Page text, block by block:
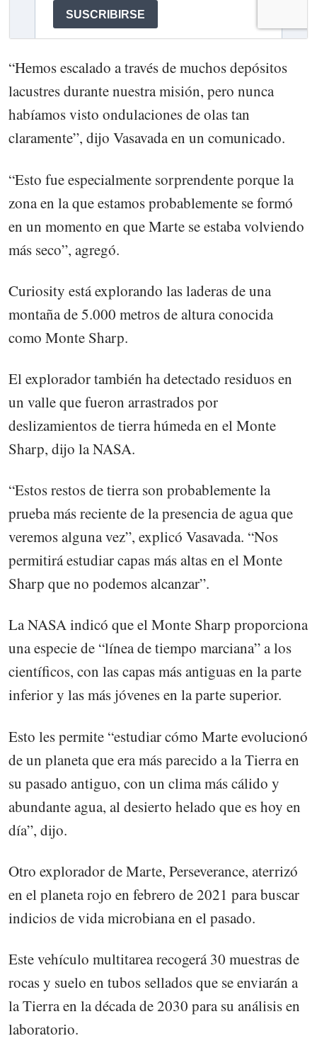
“Hemos escalado a través de muchos depósitos
lacustres durante nuestra misión, pero nunca
habíamos visto ondulaciones de olas tan
claramente”, dijo Vasavada en un comunicado.
“Esto fue especialmente sorprendente porque la
zona en la que estamos probablemente se formó
en un momento en que Marte se estaba volviendo
más seco”, agregó.
Curiosity está explorando las laderas de una
montaña de 5.000 metros de altura conocida
como Monte Sharp.
El explorador también ha detectado residuos en
un valle que fueron arrastrados por
deslizamientos de tierra húmeda en el Monte
Sharp, dijo la NASA.
“Estos restos de tierra son probablemente la
prueba más reciente de la presencia de agua que
veremos alguna vez”, explicó Vasavada. “Nos
permitirá estudiar capas más altas en el Monte
Sharp que no podemos alcanzar”.
La NASA indicó que el Monte Sharp proporciona
una especie de “línea de tiempo marciana” a los
científicos, con las capas más antiguas en la parte
inferior y las más jóvenes en la parte superior.
Esto les permite “estudiar cómo Marte evolucionó
de un planeta que era más parecido a la Tierra en
su pasado antiguo, con un clima más cálido y
abundante agua, al desierto helado que es hoy en
día”, dijo.
Otro explorador de Marte, Perseverance, aterrizó
en el planeta rojo en febrero de 2021 para buscar
indicios de vida microbiana en el pasado.
Este vehículo multitarea recogerá 30 muestras de
rocas y suelo en tubos sellados que se enviarán a
la Tierra en la década de 2030 para su análisis en
laboratorio.